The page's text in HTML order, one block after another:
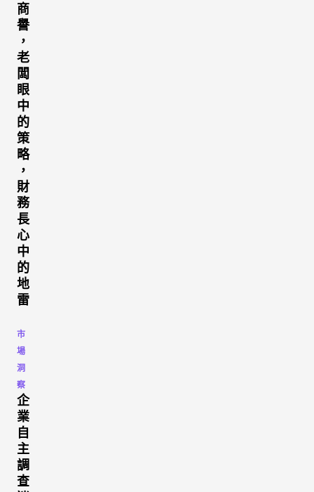
商
譽
，
老
闆
眼
中
的
策
略
，
財
務
長
心
中
的
地
雷
市
場
洞
察
企
業
自
主
調
查